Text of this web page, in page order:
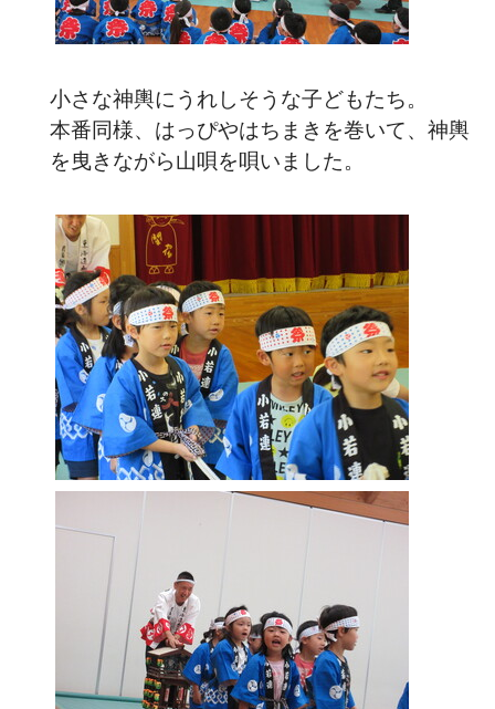
小さな神輿にうれしそうな子どもたち。
本番同様、はっぴやはちまきを巻いて、神輿
を曳きながら山唄を唄いました。